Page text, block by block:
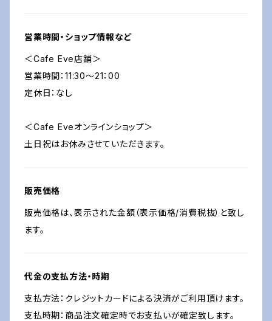
営業時間・ショップ情報など
＜Cafe Eve店舗＞
営業時間：11:30～21：00
定休日：なし
＜Cafe Eveオンラインショップ＞
土日祝はお休みさせていただきます。
販売価格
販売価格は、表示された金額（表示価格/消費税抜）と致し
ます。
代金の支払方法・時期
支払方法：クレジットカードによる決済がご利用頂けます。
支払時期：商品注文確定時でお支払いが確定致します。